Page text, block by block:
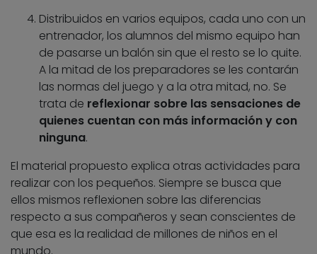
Distribuidos en varios equipos, cada uno con un
entrenador, los alumnos del mismo equipo han
de pasarse un balón sin que el resto se lo quite.
A la mitad de los preparadores se les contarán
las normas del juego y a la otra mitad, no. Se
trata de reflexionar sobre las sensaciones de
quienes cuentan con más información y con
ninguna.
El material propuesto explica otras actividades para
realizar con los pequeños. Siempre se busca que
ellos mismos reflexionen sobre las diferencias
respecto a sus compañeros y sean conscientes de
que esa es la realidad de millones de niños en el